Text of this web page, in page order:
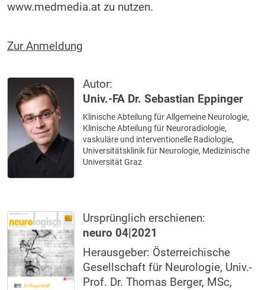
www.medmedia.at zu nutzen.
Zur Anmeldung
Autor:
Univ.-FA Dr. Sebastian Eppinger
Klinische Abteilung für Allgemeine Neurologie,
Klinische Abteilung für Neuroradiologie,
vaskuläre und interventionelle Radiologie,
Universitätsklinik für Neurologie, Medizinische
Universität Graz
Ursprünglich erschienen:
neuro 04|2021
Herausgeber: Österreichische
Gesellschaft für Neurologie, Univ.-
Prof. Dr. Thomas Berger, MSc,